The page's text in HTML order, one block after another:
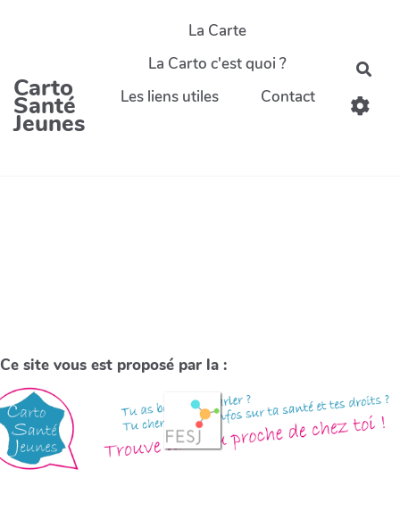
Carto
Santé
Jeunes
La Carte
La Carto c'est quoi ?
Les liens utiles
Contact
Ce site vous est proposé par la :